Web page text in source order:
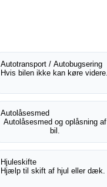
Autotransport / Autobugsering
Hvis bilen ikke kan køre
Autolåsesmed
Autolåsesmed og oplåsning af
bil.
Hjuleskifte
Hjælp til skift af hjul eller dæk.